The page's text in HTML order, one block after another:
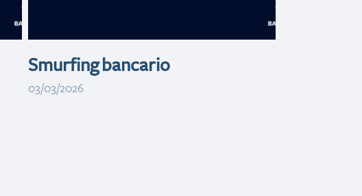
Smurfing bancario
03/03/2026